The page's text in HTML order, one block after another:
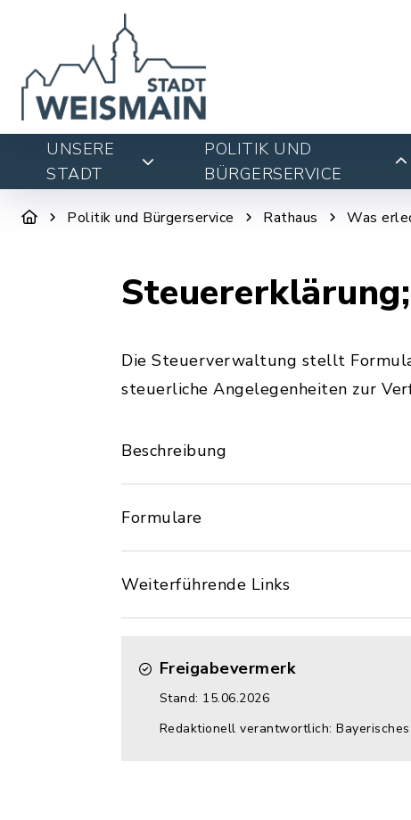
UNSERE
STADT
POLITIK UND
BÜRGERSERVICE
Politik und Bürgerservice Rathaus Was
Die Steuerverwaltung stellt
steuerliche Angelegenheiten zur
Beschreibung
Formulare
Weiterführende Links
Freigabevermerk
Stand: 15.06.2026
Redaktionell verantwortlich: